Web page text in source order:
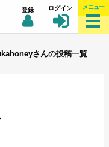
登録 ログイン メニュー
さんの投稿一覧